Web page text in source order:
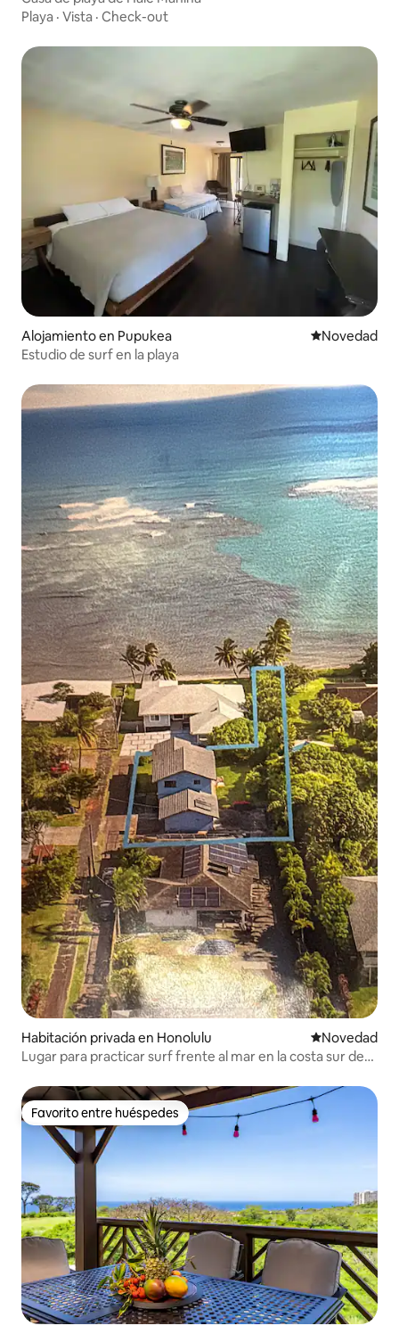
Playa · Vista · Check-out
Alojamiento en Pupukea Lugar para
Novedad
Estudio de surf en la playa
Habitación privada en Honolulu Lugar para
Novedad
Lugar para practicar surf frente al mar en la costa sur de
Favorito entre huéspedes
Favorito entre huéspedes